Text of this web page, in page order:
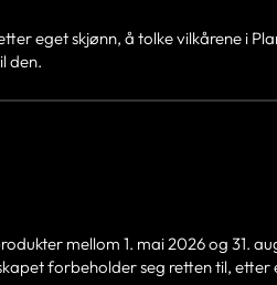
eget skjønn, å tolke vilkårene i
den.
mellom 1. mai 2026 og 31.
forbeholder seg retten til, etter